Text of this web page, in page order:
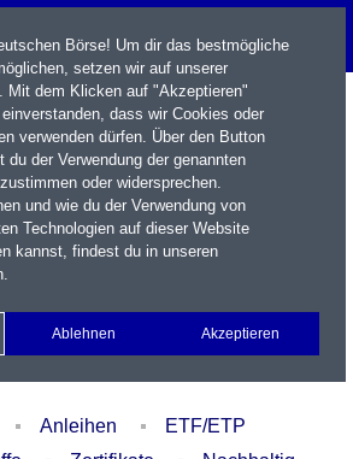
Watchlist Portfolio Login
Anleihen
ETF/ETP
Börse! Um dir das bestmögliche
setzen wir auf unserer
Mit dem Klicken auf "Akzeptieren"
dass wir Cookies oder
verwenden dürfen. Über den Button
der Verwendung der genannten
oder widersprechen.
und wie du der Verwendung von
Technologien auf dieser Website
kannst, findest du in unseren
.
Ablehnen Akzeptieren